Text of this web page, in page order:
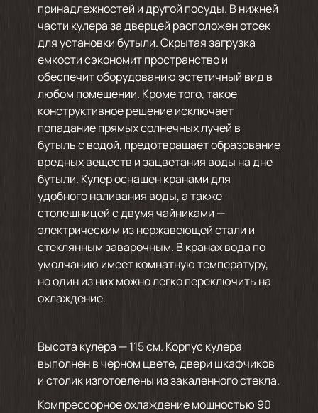
принадлежностей и другой посуды. В нижней
части кулера за дверцей расположен отсек
для установки бутыли. Скрытая загрузка
емкости сэкономит пространство и
обеспечит оборудованию эстетичный вид в
любом помещении. Кроме того, такое
конструктивное решение исключает
попадание прямых солнечных лучей в
бутыль с водой, предотвращает образование
вредных веществ и зацветания воды на дне
бутыли. Кулер оснащен кранами для
удобного наливания воды, а также
столешницей с двумя чайниками —
электрическим из нержавеющей стали и
стеклянным заварочным. В кранах вода по
умолчанию имеет комнатную температуру,
но один из них можно легко переключить на
охлаждение.
Высота кулера — 115 см. Корпус кулера
выполнен в черном цвете, двери шкафчиков
и столик изготовлены из закаленного стекла.
Компрессорное охлаждение мощностью 90